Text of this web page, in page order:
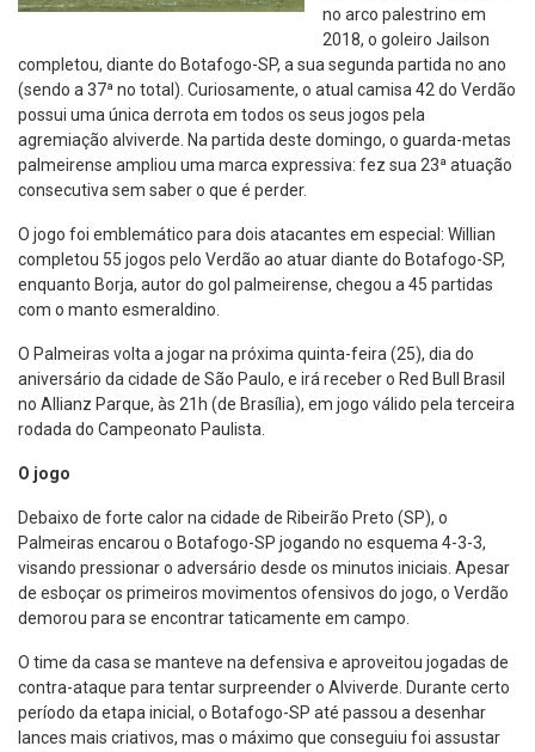
no arco palestrino em
2018, o goleiro Jailson
completou, diante do Botafogo-SP, a sua segunda partida no ano
(sendo a 37ª no total). Curiosamente, o atual camisa 42 do Verdão
possui uma única derrota em todos os seus jogos pela
agremiação alviverde. Na partida deste domingo, o guarda-metas
palmeirense ampliou uma marca expressiva: fez sua 23ª atuação
consecutiva sem saber o que é perder.
O jogo foi emblemático para dois atacantes em especial: Willian
completou 55 jogos pelo Verdão ao atuar diante do Botafogo-SP,
enquanto Borja, autor do gol palmeirense, chegou a 45 partidas
com o manto esmeraldino.
O Palmeiras volta a jogar na próxima quinta-feira (25), dia do
aniversário da cidade de São Paulo, e irá receber o Red Bull Brasil
no Allianz Parque, às 21h (de Brasília), em jogo válido pela terceira
rodada do Campeonato Paulista.
O jogo
Debaixo de forte calor na cidade de Ribeirão Preto (SP), o
Palmeiras encarou o Botafogo-SP jogando no esquema 4-3-3,
visando pressionar o adversário desde os minutos iniciais. Apesar
de esboçar os primeiros movimentos ofensivos do jogo, o Verdão
demorou para se encontrar taticamente em campo.
O time da casa se manteve na defensiva e aproveitou jogadas de
contra-ataque para tentar surpreender o Alviverde. Durante certo
período da etapa inicial, o Botafogo-SP até passou a desenhar
lances mais criativos, mas o máximo que conseguiu foi assustar